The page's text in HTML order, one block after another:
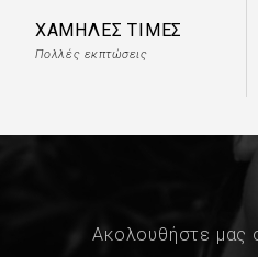
ΧΑΜΗΛΈΣ ΤΙΜΈΣ
Πολλές εκπτώσεις
Ακολουθήστε μας